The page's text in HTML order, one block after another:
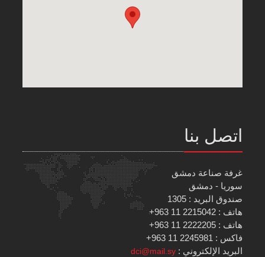
اتصل بنا
غرفة صناعة دمشق
سوريا - دمشق
صندوق البريد : 1305
هاتف : 2215042 11 963+
هاتف : 2222205 11 963+
فاكس : 2245981 11 963+
البريد الإلكتروني :dci@mail.sy